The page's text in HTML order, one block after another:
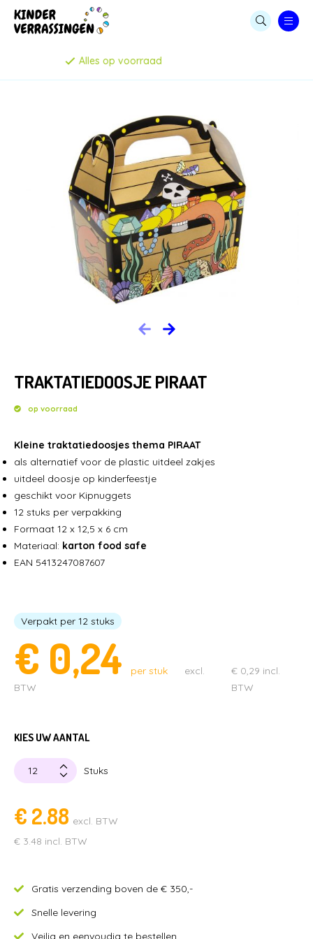
Persoonlijke service
LEGE CAPSULES CAPSULE AUTOMATEN
STUITERBALLEN
SPEELGOED & UITDEELCADEAUTJES CAPSULES MET SPEELGOED
CAPSULE AUTOMATEN
MENUBOXEN & IJSBEKERS
SPEELGOED & UITDEELCADEAUTJES
CAPSULES MET SPEELGOED
PARTIJHANDEL EN SALE
BRANCHES
NIEUWS
CONTACT
TRAKTATIEDOOSJE PIRAAT
op voorraad
Kleine traktatiedoosjes thema PIRAAT
als alternatief voor de plastic uitdeel zakjes
uitdeel doosje op kinderfeestje
geschikt voor Kipnuggets
12 stuks per verpakking
Formaat 12 x 12,5 x 6 cm
Materiaal: karton food safe
EAN 5413247087607
Verpakt per 12 stuks
€ 0,24 per stuk
excl.
BTW
€ 0,29 incl.
BTW
KIES UW AANTAL
Stuks
€ 2.88 excl. BTW
€ 3.48 incl. BTW
Gratis verzending boven de € 350,-
Snelle levering
Veilig en eenvoudig te bestellen